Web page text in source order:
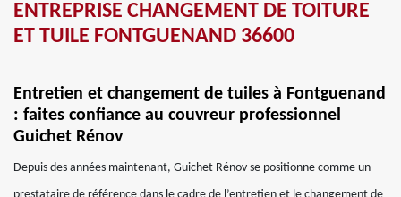
ENTREPRISE CHANGEMENT DE TOITURE
ET TUILE FONTGUENAND 36600
Entretien et changement de tuiles à Fontguenand
: faites confiance au couvreur professionnel
Guichet Rénov
Depuis des années maintenant, Guichet Rénov se positionne comme un